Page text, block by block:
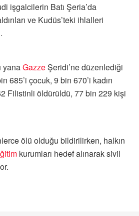
işgalcilerin Batı Şeria’da
ve Kudüs’teki ihlalleri
yanaGazzeŞeridi’ne düzenlediği
685’i çocuk, 9 bin 670’i kadın
Filistinli öldürüldü, 77 bin 229 kişi
ölü olduğu bildirilirken, halkın
kurumları hedef alınarak sivil